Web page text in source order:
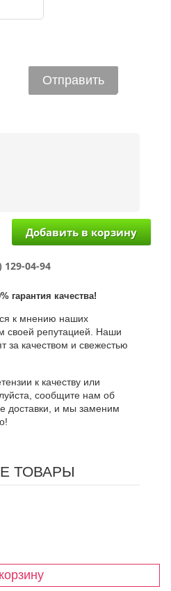
129-04-94
гарантия качества!
к мнению наших
своей репутацией. Наши
за качеством и свежестью
к качеству или
сообщите нам об
доставки, и мы заменим
ТОВАРЫ